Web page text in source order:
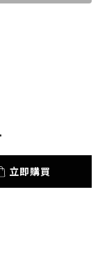
立即購買